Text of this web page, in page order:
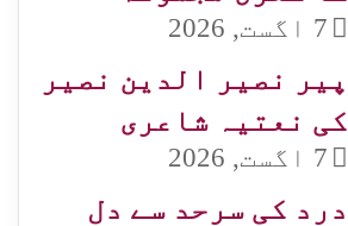
7 اگست, 2026
پیر نصیر الدین نصیر
کی نعتیہ شاعری
7 اگست, 2026
درد کی سرحد سے دل